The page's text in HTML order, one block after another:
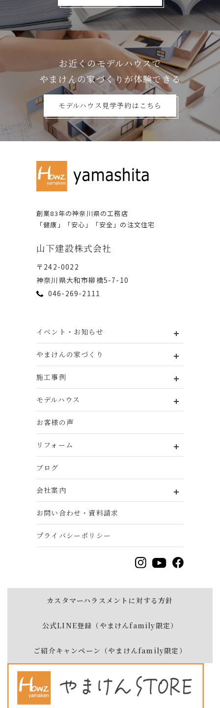
お近くのモデルハウスで
やまけんの家づくりが体験できる
モデルハウス見学予約はこちら
創業83年の神奈川県の⼯務店
「健康」「安⼼」「安全」の注⽂住宅
⼭下建設株式会社
〒242-0022
神奈川県⼤和市柳橋5-7-10
046-269-2111
イベント・お知らせ
やまけんの家づくり
施工事例
モデルハウス
お客様の声
リフォーム
ブログ
会社案内
お問い合わせ・資料請求
プライバシーポリシー
カスタマーハラスメントに対する方針
公式LINE登録（やまけんfamily限定）
ご紹介キャンペーン（やまけんfamily限定）